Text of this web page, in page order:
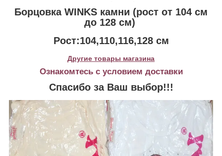
Борцовка WINKS камни (рост от 104 см
до 128 см)
Рост:104,110,116,128 см
Другие товары магазина
Ознакомтесь с условием доставки
Спасибо за Ваш выбор!!!